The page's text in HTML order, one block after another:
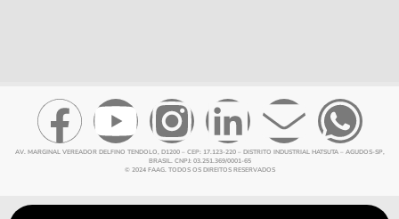
AV. MARGINAL VEREADOR DELFINO TENDOLO, D1200 – CEP: 17.123-220 – DISTRITO INDUSTRIAL HATSUTA – AGUDOS-SP,
BRASIL. CNPJ: 03.251.369/0001-65
© 2024 FAAG. TODOS OS DIREITOS RESERVADOS